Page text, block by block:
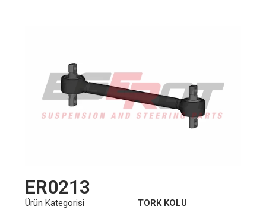
ER0213
Ürün Kategorisi TORK KOLU